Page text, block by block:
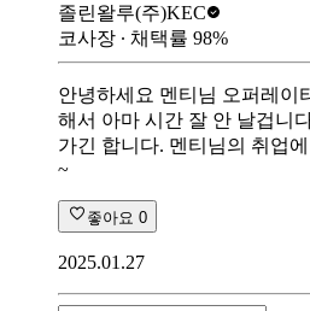
졸린왈루(주)KEC
코사장 ∙ 채택률 98%
안녕하세요 멘티님 오퍼레이
해서 아마 시간 잘 안 날겁니
가긴 합니다. 멘티님의 취업
~
좋아요 0
2025.01.27